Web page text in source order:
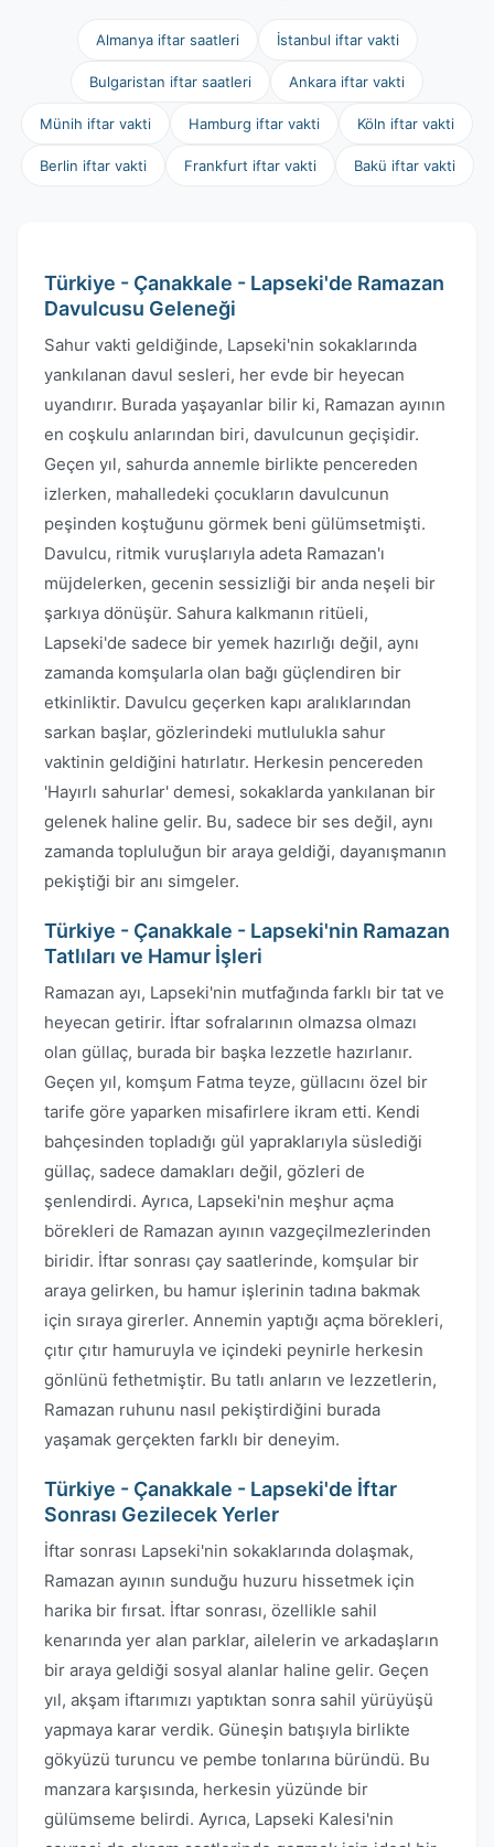
Almanya iftar saatleri İstanbul iftar vakti
Bulgaristan iftar saatleri Ankara iftar vakti
Münih iftar vakti Hamburg iftar vakti Köln iftar vakti
Berlin iftar vakti Frankfurt iftar vakti Bakü iftar vakti
Türkiye - Çanakkale - Lapseki'de Ramazan
Davulcusu Geleneği
Sahur vakti geldiğinde, Lapseki'nin sokaklarında
yankılanan davul sesleri, her evde bir heyecan
uyandırır. Burada yaşayanlar bilir ki, Ramazan ayının
en coşkulu anlarından biri, davulcunun geçişidir.
Geçen yıl, sahurda annemle birlikte pencereden
izlerken, mahalledeki çocukların davulcunun
peşinden koştuğunu görmek beni gülümsetmişti.
Davulcu, ritmik vuruşlarıyla adeta Ramazan'ı
müjdelerken, gecenin sessizliği bir anda neşeli bir
şarkıya dönüşür. Sahura kalkmanın ritüeli,
Lapseki'de sadece bir yemek hazırlığı değil, aynı
zamanda komşularla olan bağı güçlendiren bir
etkinliktir. Davulcu geçerken kapı aralıklarından
sarkan başlar, gözlerindeki mutlulukla sahur
vaktinin geldiğini hatırlatır. Herkesin pencereden
'Hayırlı sahurlar' demesi, sokaklarda yankılanan bir
gelenek haline gelir. Bu, sadece bir ses değil, aynı
zamanda topluluğun bir araya geldiği, dayanışmanın
pekiştiği bir anı simgeler.
Türkiye - Çanakkale - Lapseki'nin Ramazan
Tatlıları ve Hamur İşleri
Ramazan ayı, Lapseki'nin mutfağında farklı bir tat ve
heyecan getirir. İftar sofralarının olmazsa olmazı
olan güllaç, burada bir başka lezzetle hazırlanır.
Geçen yıl, komşum Fatma teyze, güllacını özel bir
tarife göre yaparken misafirlere ikram etti. Kendi
bahçesinden topladığı gül yapraklarıyla süslediği
güllaç, sadece damakları değil, gözleri de
şenlendirdi. Ayrıca, Lapseki'nin meşhur açma
börekleri de Ramazan ayının vazgeçilmezlerinden
biridir. İftar sonrası çay saatlerinde, komşular bir
araya gelirken, bu hamur işlerinin tadına bakmak
için sıraya girerler. Annemin yaptığı açma börekleri,
çıtır çıtır hamuruyla ve içindeki peynirle herkesin
gönlünü fethetmiştir. Bu tatlı anların ve lezzetlerin,
Ramazan ruhunu nasıl pekiştirdiğini burada
yaşamak gerçekten farklı bir deneyim.
Türkiye - Çanakkale - Lapseki'de İftar
Sonrası Gezilecek Yerler
İftar sonrası Lapseki'nin sokaklarında dolaşmak,
Ramazan ayının sunduğu huzuru hissetmek için
harika bir fırsat. İftar sonrası, özellikle sahil
kenarında yer alan parklar, ailelerin ve arkadaşların
bir araya geldiği sosyal alanlar haline gelir. Geçen
yıl, akşam iftarımızı yaptıktan sonra sahil yürüyüşü
yapmaya karar verdik. Güneşin batışıyla birlikte
gökyüzü turuncu ve pembe tonlarına büründü. Bu
manzara karşısında, herkesin yüzünde bir
gülümseme belirdi. Ayrıca, Lapseki Kalesi'nin